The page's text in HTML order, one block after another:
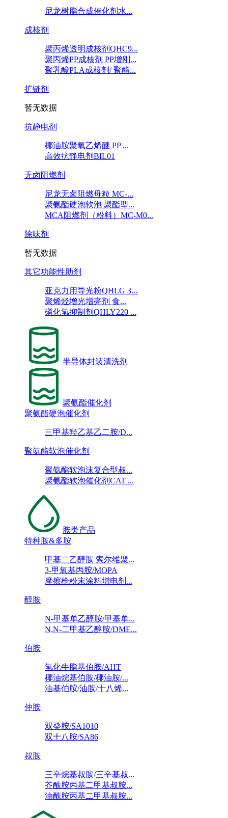
尼龙树脂合成催化剂水...
成核剂
聚丙烯透明成核剂QHC9...
聚丙烯PP成核剂 PP增刚...
聚乳酸PLA成核剂/ 聚酯...
扩链剂
暂无数据
抗静电剂
椰油胺聚氧乙烯醚 PP ...
高效抗静电剂BIL01
无卤阻燃剂
尼龙无卤阻燃母粒 MC-...
聚氨酯硬泡软泡 聚酯型...
MCA阻燃剂（粉料）MC-M0...
除味剂
暂无数据
其它功能性助剂
亚克力用导光粉QHLG 3...
聚烯烃增光增亮剂 食...
磷化氢抑制剂QHLY220 ...
半导体封装清洗剂
聚氨酯催化剂
聚氨酯硬泡催化剂
三甲基羟乙基乙二胺/D...
聚氨酯软泡催化剂
聚氨酯软泡沫复合型叔...
聚氨酯软泡催化剂CAT ...
胺类产品
特种胺&多胺
甲基二乙醇胺 索尔维聚...
3-甲氧基丙胺/MOPA
摩擦枪粉末涂料增电剂...
醇胺
N-甲基单乙醇胺/甲基单...
N,N-二甲基乙醇胺/DME...
伯胺
氢化牛脂基伯胺/AHT
椰油烷基伯胺/椰油胺/...
油基伯胺/油胺/十八烯...
仲胺
双癸胺/SA1010
双十八胺/SA86
叔胺
三辛烷基叔胺/三辛基叔...
芥酰胺丙基二甲基叔胺...
油酰胺丙基二甲基叔胺...